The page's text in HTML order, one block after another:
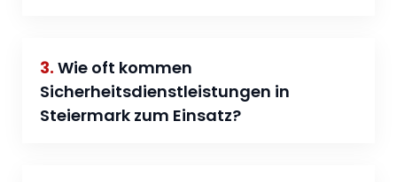
3. Wie oft kommen
Sicherheitsdienstleistungen in
Steiermark zum Einsatz?